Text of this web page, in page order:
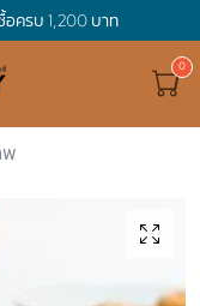
ครบ 1,200 บาท
พ